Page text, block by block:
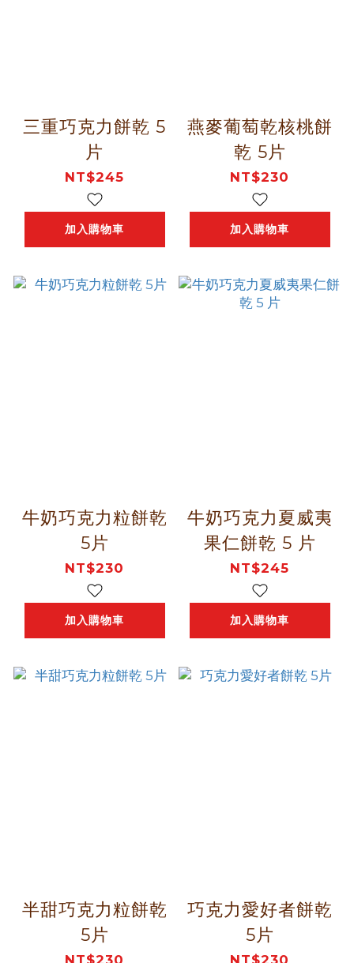
三重巧克力餅乾 5
片
NT$245
加入購物車
燕麥葡萄乾核桃餅
乾 5片
NT$230
加入購物車
牛奶巧克力粒餅乾
5片
NT$230
加入購物車
牛奶巧克力夏威夷
果仁餅乾 5 片
NT$245
加入購物車
半甜巧克力粒餅乾
5片
NT$230
巧克力愛好者餅乾
5片
NT$230